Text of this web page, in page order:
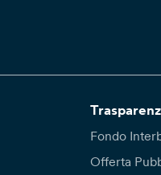
Fondo
Offerta